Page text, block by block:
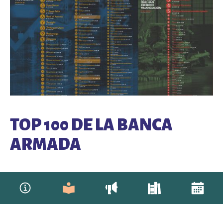
TOP 100 DE LA BANCA
ARMADA
Unidos y otras de todo el mundo, recogidas en el Top 100 de la